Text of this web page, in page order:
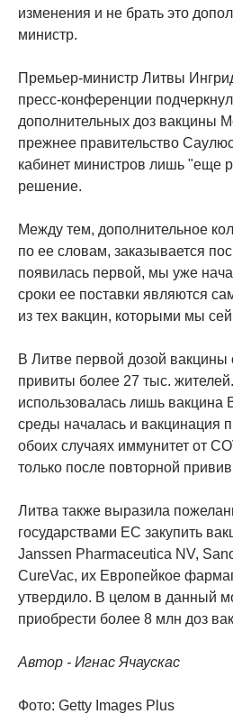
изменения и не брать это
министр.
Премьер-министр Литвы
пресс-конференции
дополнительных доз вакцины
прежнее правительство
кабинет министров лишь "еще
решение.
Между тем, дополнительное
по ее словам, заказывается
появилась первой, мы уже
сроки ее поставки являются
из тех вакцин, которыми мы
В Литве первой дозой вакцины
привиты более 27 тыс.
использовалась лишь вакцина
среды началась и вакцинация
обоих случаях иммунитет от
только после повторной
Литва также выразила
государствами ЕС закупить
Janssen Pharmaceutica NV,
CureVac, их Европейкое
утвердило. В целом в данный
приобрести более 8 млн доз
Автор - Игнас Ячаускас
Фото: Getty Images Plus